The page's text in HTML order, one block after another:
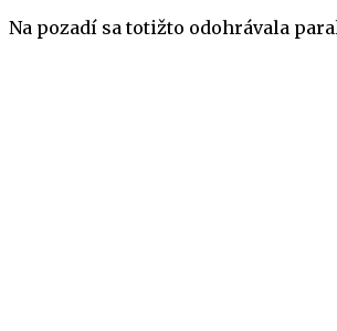
Na pozadí sa totižto odohrávala